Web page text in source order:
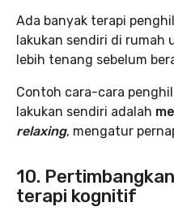
Ada banyak terapi
lakukan sendiri di rumah
lebih tenang sebelum
Contoh cara-cara
lakukan sendiri adalah
relaxing, mengatur
10.
terapi kognitif